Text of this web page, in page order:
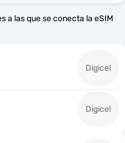
a las que se conecta la eSIM
Digicel
Digicel